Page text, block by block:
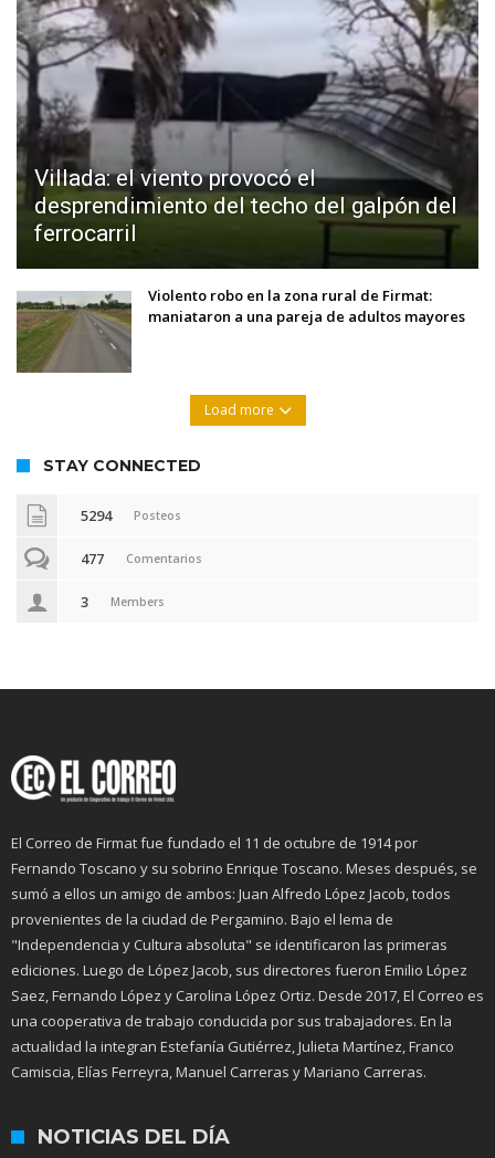
Villada: el viento provocó el
desprendimiento del techo del galpón del
ferrocarril
Violento robo en la zona rural de Firmat:
maniataron a una pareja de adultos mayores
Load more
STAY CONNECTED
5294 Posteos
477 Comentarios
3 Members
El Correo de Firmat fue fundado el 11 de octubre de 1914 por
Fernando Toscano y su sobrino Enrique Toscano. Meses después, se
sumó a ellos un amigo de ambos: Juan Alfredo López Jacob, todos
provenientes de la ciudad de Pergamino. Bajo el lema de
"Independencia y Cultura absoluta" se identificaron las primeras
ediciones. Luego de López Jacob, sus directores fueron Emilio López
Saez, Fernando López y Carolina López Ortiz. Desde 2017, El Correo es
una cooperativa de trabajo conducida por sus trabajadores. En la
actualidad la integran Estefanía Gutiérrez, Julieta Martínez, Franco
Camiscia, Elías Ferreyra, Manuel Carreras y Mariano Carreras.
NOTICIAS DEL DÍA